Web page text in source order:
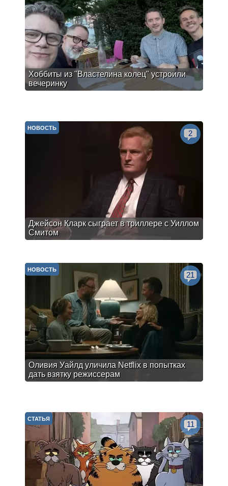
Хоббиты из "Властелина колец" устроили
вечеринку
Джейсон Кларк сыграет в триллере с Уиллом
Смитом
НОВОСТЬ
2
Оливия Уайлд уличила Netflix в попытках
дать взятку режиссерам
НОВОСТЬ
21
СТАТЬЯ
11